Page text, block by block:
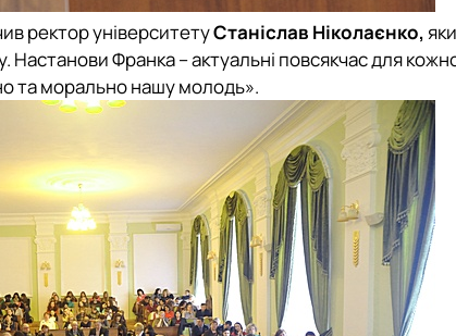
ректор університетуСтаніслав Ніколаєнко,
Франка – актуальні повсякчас для
та морально нашу молодь».